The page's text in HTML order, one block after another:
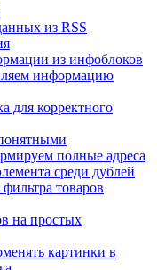
из RSS
из инфоблоков
информацию
для корректного
полные адреса
среди дублей
товаров
на простых
картинки в